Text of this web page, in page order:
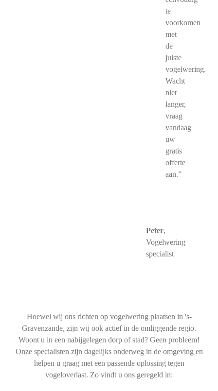
te
voorkomen
met
de
juiste
vogelwering.
Wacht
niet
langer,
vraag
vandaag
uw
gratis
offerte
aan.”
Peter,
Vogelwering
specialist
Hoewel wij ons richten op vogelwering plaatsen in 's-
Gravenzande, zijn wij ook actief in de omliggende regio.
Woont u in een nabijgelegen dorp of stad? Geen probleem!
Onze specialisten zijn dagelijks onderweg in de omgeving en
helpen u graag met een passende oplossing tegen
vogeloverlast. Zo vindt u ons geregeld in: